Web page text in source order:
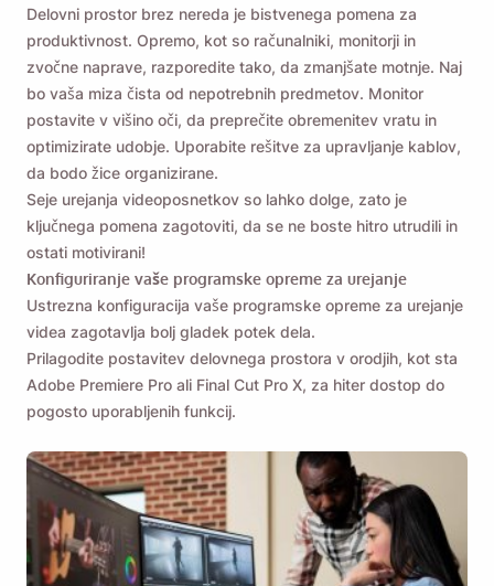
Delovni prostor brez nereda je bistvenega pomena za
produktivnost. Opremo, kot so računalniki, monitorji in
zvočne naprave, razporedite tako, da zmanjšate motnje. Naj
bo vaša miza čista od nepotrebnih predmetov. Monitor
postavite v višino oči, da preprečite obremenitev vratu in
optimizirate udobje. Uporabite rešitve za upravljanje kablov,
da bodo žice organizirane.
Seje urejanja videoposnetkov so lahko dolge, zato je
ključnega pomena zagotoviti, da se ne boste hitro utrudili in
ostati motivirani!
Konfiguriranje vaše programske opreme za urejanje
Ustrezna konfiguracija vaše programske opreme za urejanje
videa zagotavlja bolj gladek potek dela.
Prilagodite postavitev delovnega prostora v orodjih, kot sta
Adobe Premiere Pro ali Final Cut Pro X, za hiter dostop do
pogosto uporabljenih funkcij.